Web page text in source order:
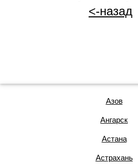
<-назад
Азов
Ангарск
Астана
Астрахань